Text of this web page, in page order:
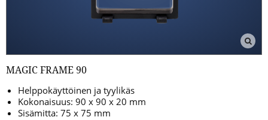
MAGIC FRAME 90
Helppokäyttöinen ja tyylikäs
Kokonaisuus: 90 x 90 x 20 mm
Sisämitta: 75 x 75 mm